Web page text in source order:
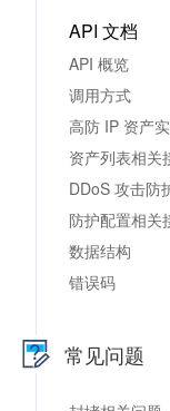
API 文档
API 概览
调用方式
高防 IP 资产
资产列表相关
DDoS 攻击防
防护配置相关
数据结构
错误码
常见问题